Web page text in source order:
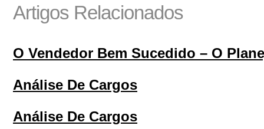
Artigos Relacionados
O Vendedor Bem Sucedido – O
Análise De Cargos
Análise De Cargos